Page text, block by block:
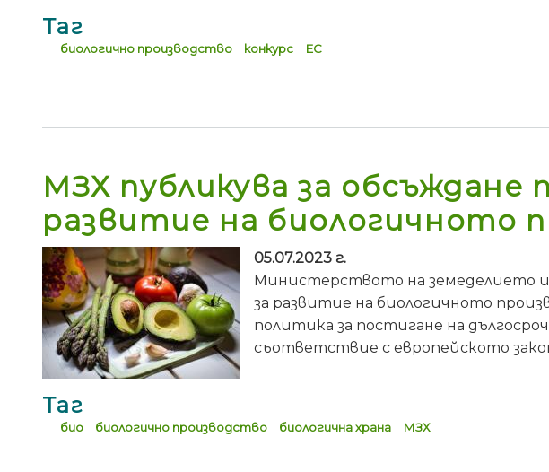
Таг
биологично производство конкурс ЕС
МЗХ публикува за обсъждане
развитие на биологичното
05.07.2023 г.
Министерството на земеделието и
за развитие на биологичното
политика за постигане на
съответствие с европейското
Таг
био биологично производство биологична храна МЗХ